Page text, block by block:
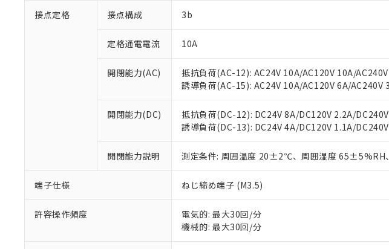
接点定格 接点構成 3b
定格通電電流 10A
開閉能力(AC)
抵抗負荷(AC-12): AC24V 10A/AC120V 10A/
誘導負荷(AC-15): AC24V 10A/AC120V 6A/AC240V
開閉能力(DC)
抵抗負荷(DC-12): DC24V 8A/DC120V 2.2A/
誘導負荷(DC-13): DC24V 4A/DC120V 1.1A/
開閉能力説明 測定条件: 周囲温度 20±2℃、周囲湿度 65±5%RH
端子仕様 ねじ締め端子 (M3.5)
許容操作頻度
電気的: 最大30回/分
機械的: 最大30回/分
以下の条件をお読みいただき、同意のうえご利用
本サービスは、当社制御機器事業取扱商品
くものです。
当社制御機器事業取扱商品の中には、本サ
のであり、閲覧された時点での実際の在庫
い。
正式な納期状況および標準価格はお客様の
当社販売員にご相談ください。
オムロン制御機器販売店や当社販売拠点は
在庫状況および標準価格結果を当社の事前
マイパーツ機能（部品リスト作成サービス
ている必要があります。
お客様が当ウェブサイト上で当社にご登録
仕入先様の事情により、非含有部品としていた
があります。
*EU RoHS指令（10物質）：
鉛(Pb) 1000ppm以下、 水銀(Hg) 1000ppm以下、 カドミウム
六価クロム(Cr(Ⅵ)) 1000ppm以下、ポリ臭化ビフェニル類
但し、RoHS指令で産業用監視および制御機器に対する適用除
フタル酸エステル類の４物質については閾値を超える意図的な
※2 対応予定月
部品在庫の切り替え状況などにより、予定月が前
※3 非含有証明書ダウンロード
※1 中国RoHS○×表
「－」：未確認です。当社販売部門へお問い合
*中国RoHS10物質の基準値 (GB/T26572)：
Pb(鉛) :1000ppm、 Hg(水銀) : 1000ppm、 Cd(カドミウム) :
Cr(Ⅵ)(六価クロム) : 1000ppm、 PBBs(ポリ臭化ビフェニル類
DBP(フタル酸ジブチル) : 1000ppm、 DIBP(フタル酸ジイソ
DEHP(フタル酸ビス(2-エチルヘキシル)) : 1000ppm
※2 環境保護使用期限
「ｅ」：有害物質（10物質）のすべてが基準値
「10」：通常の使用状況下において有害物質が
味します。
当社は、これら貴社製品のうち、外国為替
う）を輸出または国外への提供する場合は
当社は規制貨物を破棄する場合は、完全に
ます。
当社は貴社製品を、核兵器、ミサイル、化
当社は、貴社製品を第三者に販売する場合
また当社は、販売先および販売に係わる関
たしません。
記
号
説明
○ 一定数以上の在庫あり
△ 一定数には満たないが在庫あり
－
在庫なし(最新の在庫状況については
機器販売店・当社販売員にご確認くだ
空
白
受注生産機種、また在庫状況の情報を